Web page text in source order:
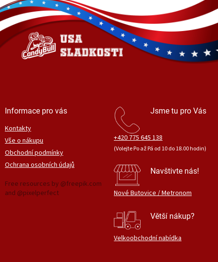
á
p
a
í
Informace pro vás
Kontakty
Vše o nákupu
Obchodní podmínky
Ochrana osobních údajů
Free resources by @freepik.com
and @pixelperfect
Jsme tu pro Vás
+420 775 645 138
(Volejte Po až Pá od 10 do 18.00 hodin)
Navštivte nás!
Nové Butovice / Metronom
Větší nákup?
Velkoobchodní nabídka